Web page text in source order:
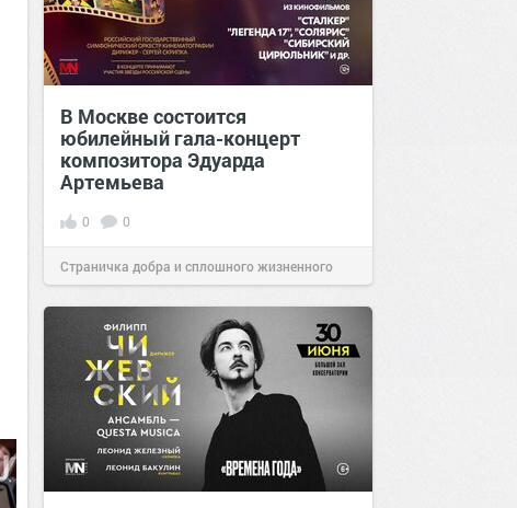
В Москве состоится
юбилейный гала-концерт
композитора Эдуарда
Артемьева
0 0
Страничка добра и сплошного жизненного
позитива!14:3226 окт 2022